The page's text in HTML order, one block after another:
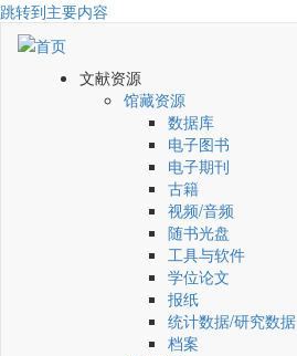
跳转到主要内容
文献资源
馆藏资源
数据库
电子图书
电子期刊
古籍
视频/音频
随书光盘
工具与软件
学位论文
报纸
统计数据/研究数据
档案